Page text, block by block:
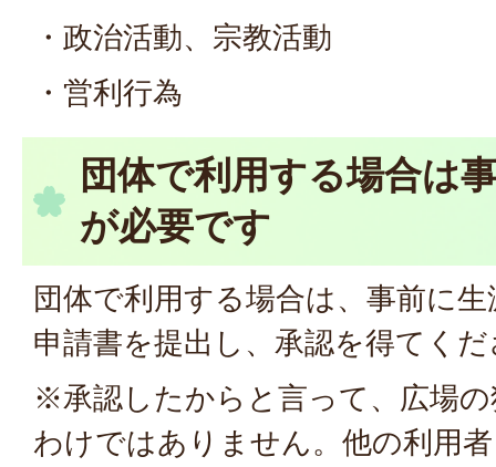
・政治活動、宗教活動
・営利行為
団体で利用する場合は
が必要です
団体で利用する場合は、事前に
申請書を提出し、承認を得てく
※承認したからと言って、広場
わけではありません。他の利用